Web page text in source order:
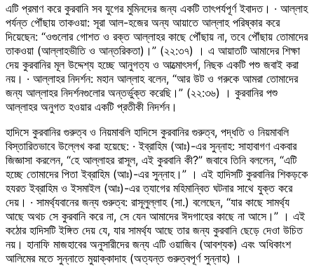
এটি প্রমাণ করে কুরবানি সব যুগের মুমিনদের জন্য একটি তাৎপর্যপূর্ণ ইবাদত। · আল্লাহ
পর্যন্ত পৌঁছায় তাকওয়া: সূরা আল-হজের অন্য আয়াতে আল্লাহ পরিষ্কার করে
দিয়েছেন: “ওগুলোর গোশত ও রক্ত আল্লাহর কাছে পৌঁছায় না, তবে পৌঁছায় তোমাদের
তাকওয়া (আল্লাহভীতি ও আন্তরিকতা)।” (২২:৩৭) । এ আয়াতটি আমাদের শিক্ষা
দেয় কুরবানির মূল উদ্দেশ্য হচ্ছে আনুগত্য ও আত্মোৎসর্গ, নিছক একটি পশু জবাই করা
নয়। · আল্লাহর নিদর্শন: মহান আল্লাহ বলেন, “আর উট ও গরুকে আমরা তোমাদের
জন্য আল্লাহর নিদর্শনগুলোর অন্তর্ভুক্ত করেছি।” (২২:৩৬) । কুরবানির পশু
আল্লাহর অনুগত হওয়ার একটি প্রতীকী নিদর্শন।
হাদিসে কুরবানির গুরুত্ব ও নিয়মাবলি হাদিসে কুরবানির গুরুত্ব, পদ্ধতি ও নিয়মাবলি
বিস্তারিতভাবে উল্লেখ করা হয়েছে: · ইব্রাহিম (আঃ)-এর সুন্নাহ: সাহাবাগণ একবার
জিজ্ঞাসা করলেন, “হে আল্লাহর রাসূল, এই কুরবানি কী?” জবাবে তিনি বললেন, “এটি
হচ্ছে তোমাদের পিতা ইব্রাহিম (আঃ)-এর সুন্নাহ।” । এই হাদিসটি কুরবানির শিকড়কে
হযরত ইব্রাহিম ও ইসমাইল (আঃ)-এর ত্যাগের মহিমান্বিত ঘটনার সাথে যুক্ত করে
দেয়। · সামর্থ্যবানের জন্য গুরুত্ব: রাসূলুল্লাহ (সা.) বলেছেন, “যার কাছে সামর্থ্য
আছে অথচ সে কুরবানি করে না, সে যেন আমাদের ঈদগাহের কাছে না আসে।” । এই
কঠোর হাদিসটি ইঙ্গিত দেয় যে, যার সামর্থ্য আছে তার জন্য কুরবানি ছেড়ে দেওা উচিত
নয়। হানাফি মাজহাবের অনুসারীদের জন্য এটি ওয়াজিব (আবশ্যক) এবং অধিকাংশ
আলিমের মতে সুন্নাতে মুয়াক্কাদাহ (অত্যন্ত গুরুত্বপূর্ণ সুন্নাহ) ।